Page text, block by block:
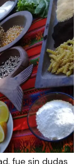
fue sin dudas